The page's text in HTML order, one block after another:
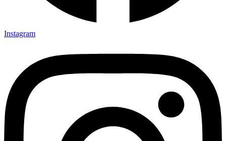
Instagram